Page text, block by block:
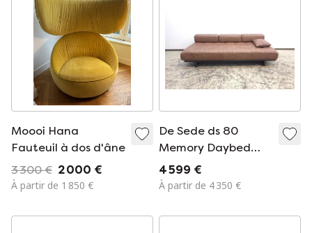
Moooi Hana
Fauteuil à dos d'âne
3 300 € 2 000 €
À partir de 1 850 €
De Sede ds 80
Memory Daybed
Canapé design en
cuir Canapé en cuir
4 599 €
À partir de 4 350 €